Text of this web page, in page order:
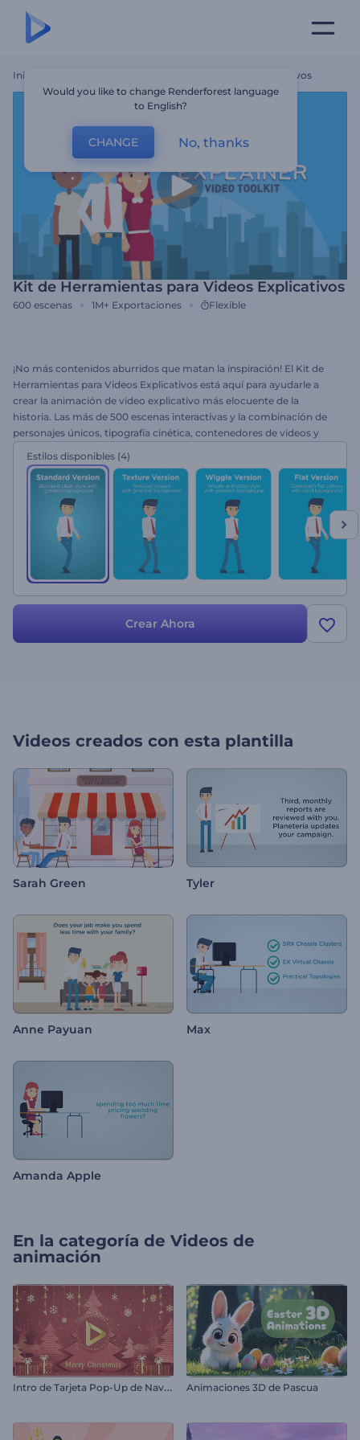
Inicio Kit De Herramientas Para Videos Explicativos
Kit de Herramientas para Videos Explicativos
600 escenas 1M+ Exportaciones Flexible
¡No más contenidos aburridos que matan la inspiración! El Kit de
Herramientas para Videos Explicativos está aquí para ayudarle a
crear la animación de video explicativo más elocuente de la
historia. Las más de 500 escenas interactivas y la combinación de
personajes únicos, tipografía cinética, contenedores de videos y
Perfecto para videos promocionales, presentaciones, diferentes
video mensajes y más. Está a punto de crear el mejor video
promocional de la historia. Pruébelo ya gratis.
Estilos disponibles (4)
Crear Ahora
Videos creados con esta plantilla
Sarah Green Tyler
Anne Payuan Max
Amanda Apple
En la categoría de Videos de
animación
I
ntro de Tarjeta Pop-Up de Navidad Animaciones 3D de Pascua
Would you like to change Renderforest language
to English?
CHANGE No, thanks